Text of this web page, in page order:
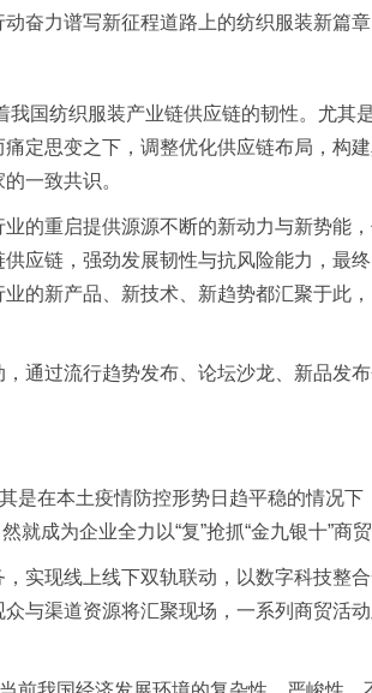
奋力谱写新征程道路上的纺织服装新篇章
纺织服装产业链供应链的韧性。尤其
定思变之下，调整优化供应链布局，构
一致共识。
重启提供源源不断的新动力与新势能
应链，强劲发展韧性与抗风险能力，最
业的新产品 、新技术、新趋势都汇聚于此
通过流行趋势发布、论坛沙龙、新品发
在本土疫情防控形势日趋平稳的情况下
成为企业全力以“复”抢抓“金九银十”商
现线上线下双轨联动，以数字科技整
与渠道资源将汇聚现场，一系列商贸活